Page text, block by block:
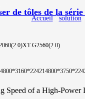
de tôles de la
XT-G2560(2.0)
Accueil/solution/
Speed of a High-